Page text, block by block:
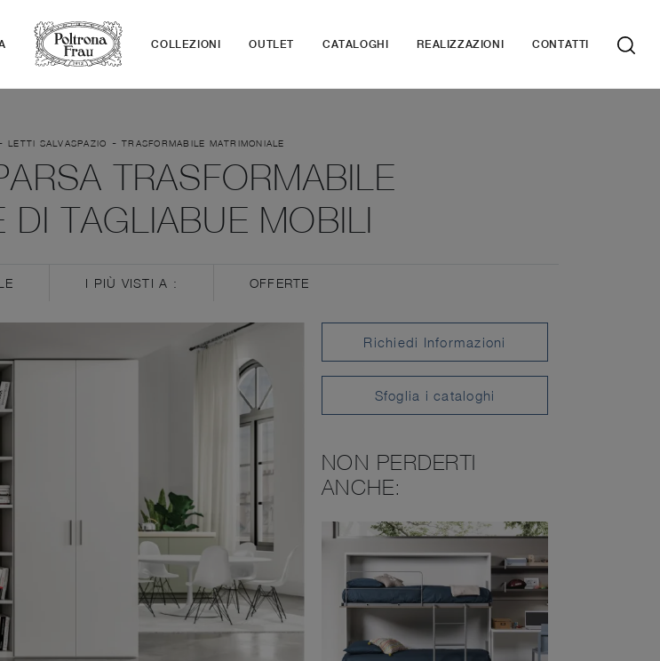
COLLEZIONI OUTLET CATALOGHI REALIZZAZIONI CONTATTI
- LETTI SALVASPAZIO - TRASFORMABILE MATRIMONIALE
TRASFORMABILE
DI TAGLIABUE MOBILI
I PIÙ VISTI A : OFFERTE
Richiedi Informazioni
Sfoglia i cataloghi
NON PERDERTI
ANCHE: